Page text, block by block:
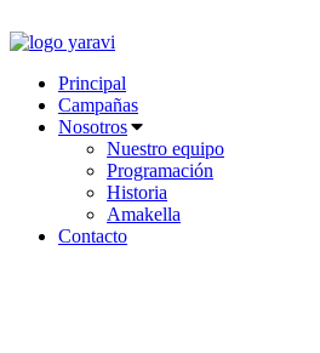
al
Principal
Campañas
Nosotros
Nuestro equipo
Programación
Historia
Amakella
Contacto